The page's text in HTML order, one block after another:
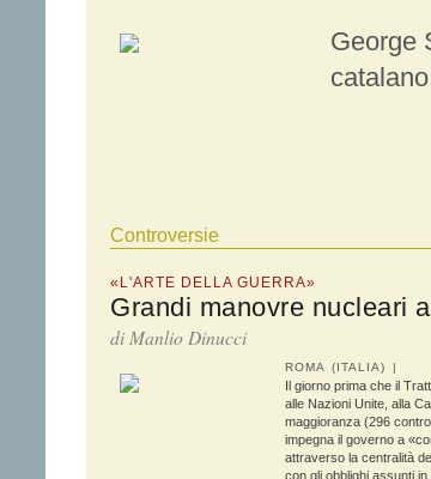
George
catalano
Controversie
«L'ARTE DELLA GUERRA»
Grandi manovre nucleari
di Manlio Dinucci
ROMA (ITALIA) |
Il giorno prima che il
alle Nazioni Unite, alla
maggioranza (296
impegna il governo a
attraverso la centralità
con gli obblighi assunti